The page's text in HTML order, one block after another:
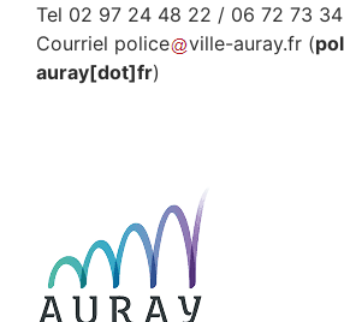
Tel 02 97 24 48 22 / 06 72 73 34
Courriel police ville-auray.fr (
auray[dot]fr)